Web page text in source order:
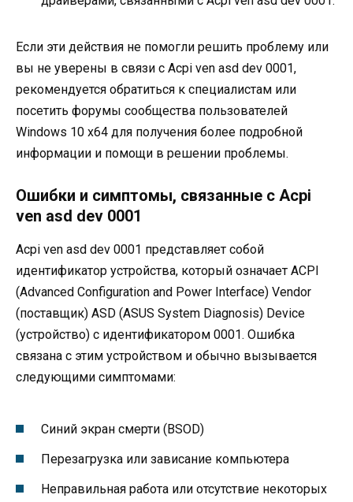
Если эти действия не помогли решить проблему или
вы не уверены в связи с Acpi ven asd dev 0001,
рекомендуется обратиться к специалистам или
посетить форумы сообщества пользователей
Windows 10 x64 для получения более подробной
информации и помощи в решении проблемы.
Ошибки и симптомы, связанные с Acpi
ven asd dev 0001
Acpi ven asd dev 0001 представляет собой
идентификатор устройства, который означает ACPI
(Advanced Configuration and Power Interface) Vendor
(поставщик) ASD (ASUS System Diagnosis) Device
(устройство) с идентификатором 0001. Ошибка
связана с этим устройством и обычно вызывается
следующими симптомами:
Синий экран смерти (BSOD)
Перезагрузка или зависание компьютера
Неправильная работа или отсутствие некоторых